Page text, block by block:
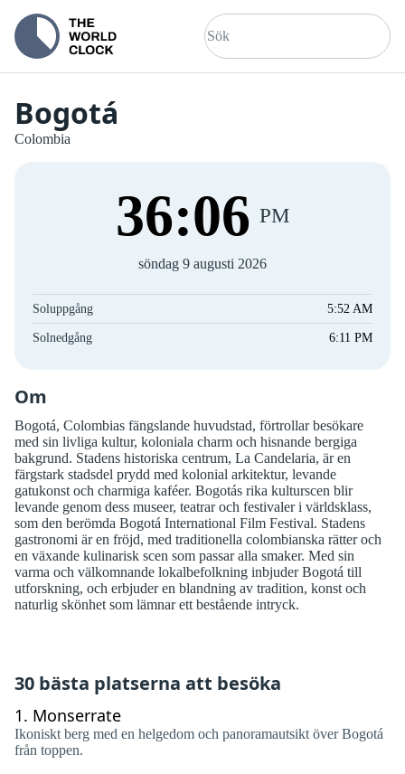
Bogotá
Colombia
36:07 PM
söndag 9 augusti 2026
Soluppgång 5:52 AM
Solnedgång 6:11 PM
Om
Bogotá, Colombias fängslande huvudstad, förtrollar besökare
med sin livliga kultur, koloniala charm och hisnande bergiga
bakgrund. Stadens historiska centrum, La Candelaria, är en
färgstark stadsdel prydd med kolonial arkitektur, levande
gatukonst och charmiga kaféer. Bogotás rika kulturscen blir
levande genom dess museer, teatrar och festivaler i världsklass,
som den berömda Bogotá International Film Festival. Stadens
gastronomi är en fröjd, med traditionella colombianska rätter och
en växande kulinarisk scen som passar alla smaker. Med sin
varma och välkomnande lokalbefolkning inbjuder Bogotá till
utforskning, och erbjuder en blandning av tradition, konst och
naturlig skönhet som lämnar ett bestående intryck.
30 bästa platserna att besöka
1. Monserrate
Ikoniskt berg med en helgedom och panoramautsikt över Bogotá
från toppen.